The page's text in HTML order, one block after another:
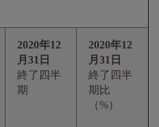
2020年12
月31日
終了四半
期
2020年12
月31日
終了四半
期比
（%）